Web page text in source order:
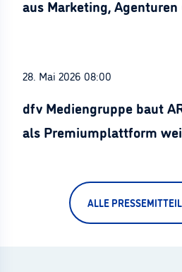
aus Marketing,
28. Mai 2026 08:00
dfv Mediengruppe baut
als Premiumplattform
ALLE